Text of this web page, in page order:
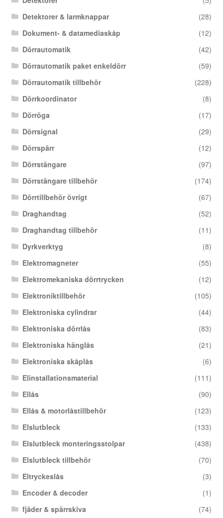
Detektorer & larmknappar
(28)
Dokument- & datamediaskåp
(12)
Dörrautomatik
(42)
Dörrautomatik paket enkeldörr
(59)
Dörrautomatik tillbehör
(228)
Dörrkoordinator
(8)
Dörröga
(17)
Dörrsignal
(29)
Dörrspärr
(12)
Dörrstängare
(97)
Dörrstängare tillbehör
(174)
Dörrtillbehör övrigt
(67)
Draghandtag
(52)
Draghandtag tillbehör
(11)
Dyrkverktyg
(8)
Elektromagneter
(55)
Elektromekaniska dörrtrycken
(12)
Elektroniktillbehör
(105)
Elektroniska cylindrar
(44)
Elektroniska dörrlås
(83)
Elektroniska hänglås
(21)
Elektroniska skåplås
(6)
Elinstallationsmaterial
(111)
Ellås
(90)
Ellås & motorlåstillbehör
(123)
Elslutbleck
(133)
Elslutbleck monteringsstolpar
(438)
Elslutbleck tillbehör
(70)
Eltryckeslås
(3)
Encoder & decoder
(1)
fjäder & spärrskiva
(74)